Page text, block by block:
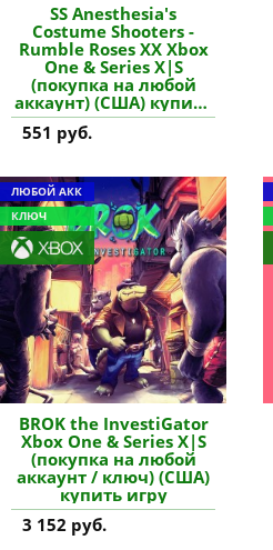
SS Anesthesia's
Costume Shooters -
Rumble Roses XX Xbox
One & Series X|S
(покупка на любой
аккаунт) (США) купить
дополнение
551 руб.
ЛЮБОЙ АКК
КЛЮЧ
BROK the InvestiGator
Xbox One & Series X|S
(покупка на любой
аккаунт / ключ) (США)
купить игру
3 152 руб.